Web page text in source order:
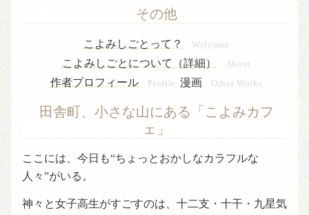
その他
こよみしごとって？ Welcome
こよみしごとについて（詳細） About
作者プロフィール Profile 漫画 Other Works
田舎町、小さな山にある「こよみカフ
ェ」
ここには、今日も“ちょっとおかしなカラフルな
人々”がいる。
神々と女子高生がすごすのは、十二支・十干・九星気